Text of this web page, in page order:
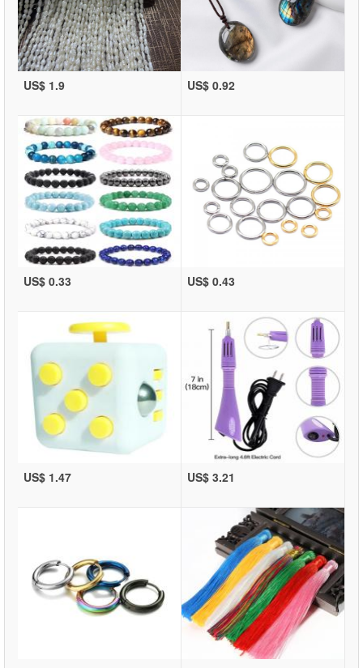
US$ 1.9 US$ 0.92
US$ 0.33 US$ 0.43
US$ 1.47 US$ 3.21